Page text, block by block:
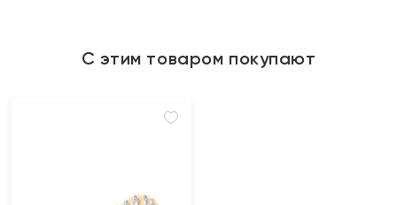
С этим товаром покупают